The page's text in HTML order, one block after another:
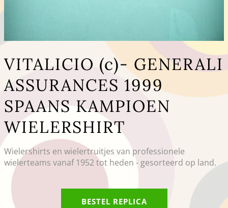
VITALICIO (c)- GENERALI
ASSURANCES 1999
SPAANS KAMPIOEN
WIELERSHIRT
Wielershirts en wielertruitjes van professionele
wielerteams vanaf 1952 tot heden - gesorteerd op land.
BESTEL REPLICA